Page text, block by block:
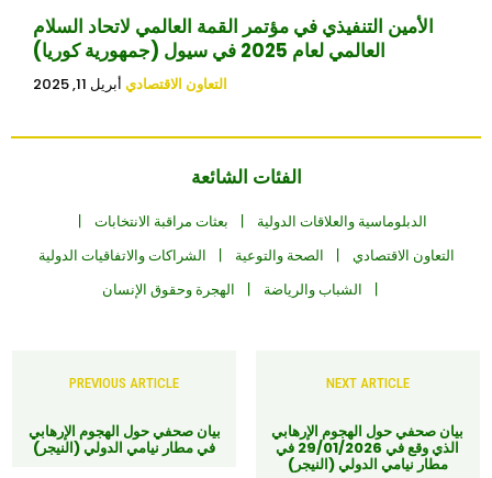
الأمين التنفيذي في مؤتمر القمة العالمي لاتحاد السلام
العالمي لعام 2025 في سيول (جمهورية كوريا)
التعاون الاقتصادي أبريل 11, 2025
الفئات الشائعة
الدبلوماسية والعلاقات الدولية
بعثات مراقبة الانتخابات
التعاون الاقتصادي
الصحة والتوعية
الشراكات والاتفاقيات الدولية
الشباب والرياضة
الهجرة وحقوق الإنسان
PREVIOUS ARTICLE
بيان صحفي حول الهجوم الإرهابي
في مطار نيامي الدولي (النيجر)
NEXT ARTICLE
بيان صحفي حول الهجوم الإرهابي
الذي وقع في 29/01/2026 في
مطار نيامي الدولي (النيجر)